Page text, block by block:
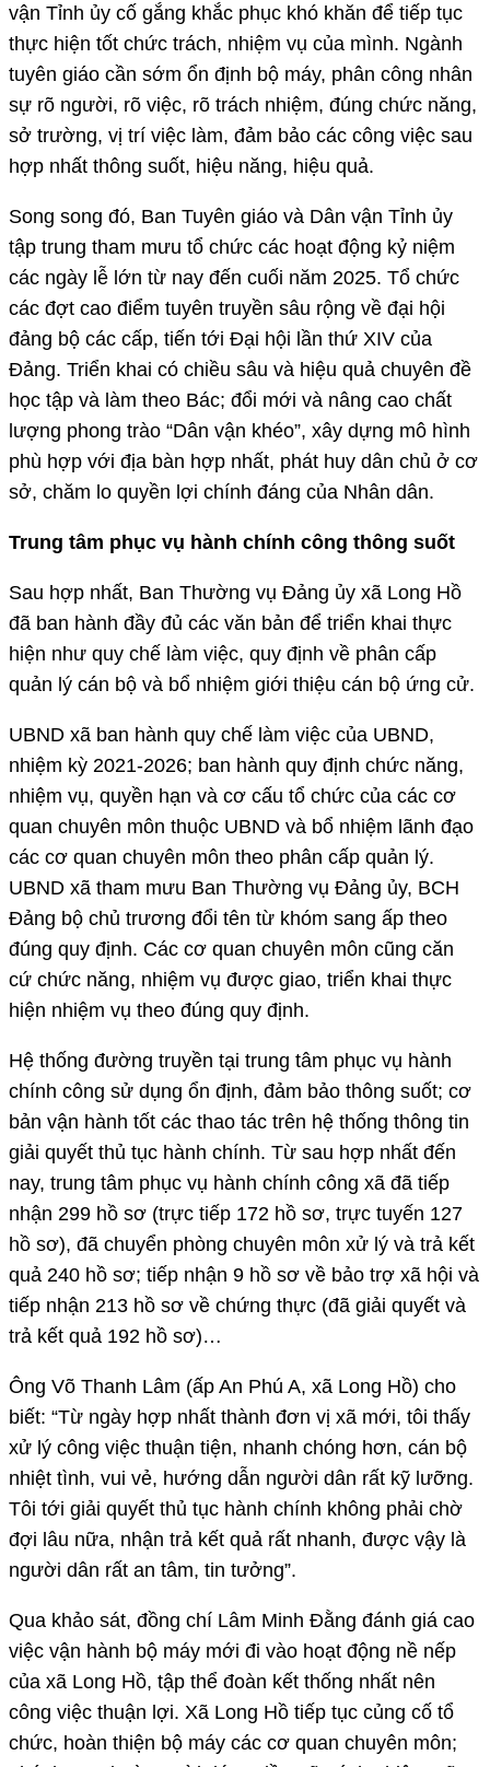
vận Tỉnh ủy cố gắng khắc phục khó khăn để tiếp tục
thực hiện tốt chức trách, nhiệm vụ của mình. Ngành
tuyên giáo cần sớm ổn định bộ máy, phân công nhân
sự rõ người, rõ việc, rõ trách nhiệm, đúng chức năng,
sở trường, vị trí việc làm, đảm bảo các công việc sau
hợp nhất thông suốt, hiệu năng, hiệu quả.
Song song đó, Ban Tuyên giáo và Dân vận Tỉnh ủy
tập trung tham mưu tổ chức các hoạt động kỷ niệm
các ngày lễ lớn từ nay đến cuối năm 2025. Tổ chức
các đợt cao điểm tuyên truyền sâu rộng về đại hội
đảng bộ các cấp, tiến tới Đại hội lần thứ XIV của
Đảng. Triển khai có chiều sâu và hiệu quả chuyên đề
học tập và làm theo Bác; đổi mới và nâng cao chất
lượng phong trào “Dân vận khéo”, xây dựng mô hình
phù hợp với địa bàn hợp nhất, phát huy dân chủ ở cơ
sở, chăm lo quyền lợi chính đáng của Nhân dân.
Trung tâm phục vụ hành chính công thông suốt
Sau hợp nhất, Ban Thường vụ Đảng ủy xã Long Hồ
đã ban hành đầy đủ các văn bản để triển khai thực
hiện như quy chế làm việc, quy định về phân cấp
quản lý cán bộ và bổ nhiệm giới thiệu cán bộ ứng cử.
UBND xã ban hành quy chế làm việc của UBND,
nhiệm kỳ 2021-2026; ban hành quy định chức năng,
nhiệm vụ, quyền hạn và cơ cấu tổ chức của các cơ
quan chuyên môn thuộc UBND và bổ nhiệm lãnh đạo
các cơ quan chuyên môn theo phân cấp quản lý.
UBND xã tham mưu Ban Thường vụ Đảng ủy, BCH
Đảng bộ chủ trương đổi tên từ khóm sang ấp theo
đúng quy định. Các cơ quan chuyên môn cũng căn
cứ chức năng, nhiệm vụ được giao, triển khai thực
hiện nhiệm vụ theo đúng quy định.
Hệ thống đường truyền tại trung tâm phục vụ hành
chính công sử dụng ổn định, đảm bảo thông suốt; cơ
bản vận hành tốt các thao tác trên hệ thống thông tin
giải quyết thủ tục hành chính. Từ sau hợp nhất đến
nay, trung tâm phục vụ hành chính công xã đã tiếp
nhận 299 hồ sơ (trực tiếp 172 hồ sơ, trực tuyến 127
hồ sơ), đã chuyển phòng chuyên môn xử lý và trả kết
quả 240 hồ sơ; tiếp nhận 9 hồ sơ về bảo trợ xã hội và
tiếp nhận 213 hồ sơ về chứng thực (đã giải quyết và
trả kết quả 192 hồ sơ)…
Ông Võ Thanh Lâm (ấp An Phú A, xã Long Hồ) cho
biết: “Từ ngày hợp nhất thành đơn vị xã mới, tôi thấy
xử lý công việc thuận tiện, nhanh chóng hơn, cán bộ
nhiệt tình, vui vẻ, hướng dẫn người dân rất kỹ lưỡng.
Tôi tới giải quyết thủ tục hành chính không phải chờ
đợi lâu nữa, nhận trả kết quả rất nhanh, được vậy là
người dân rất an tâm, tin tưởng”.
Qua khảo sát, đồng chí Lâm Minh Đằng đánh giá cao
việc vận hành bộ máy mới đi vào hoạt động nề nếp
của xã Long Hồ, tập thể đoàn kết thống nhất nên
công việc thuận lợi. Xã Long Hồ tiếp tục củng cố tổ
chức, hoàn thiện bộ máy các cơ quan chuyên môn;